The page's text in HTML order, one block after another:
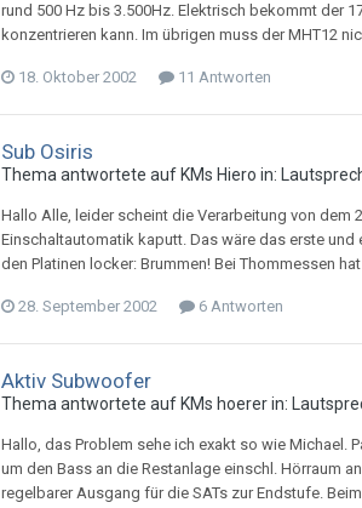
rund 500 Hz bis 3.500Hz. Elektrisch bekommt der
konzentrieren kann. Im übrigen muss der MHT12
18. Oktober 2002 11 Antworten
Sub Osiris
Thema antwortete auf KMs Hiero in:
Hallo Alle, leider scheint die Verarbeitung von dem
Einschaltautomatik kaputt. Das wäre das erste
den Platinen locker: Brummen! Bei Thommessen
28. September 2002 6 Antworten
Aktiv Subwoofer
Thema antwortete auf KMs hoererin:
Hallo, das Problem sehe ich exakt so wie Michael.
um den Bass an die Restanlage einschl. Hörraum
regelbarer Ausgang für die SATs zur Endstufe.